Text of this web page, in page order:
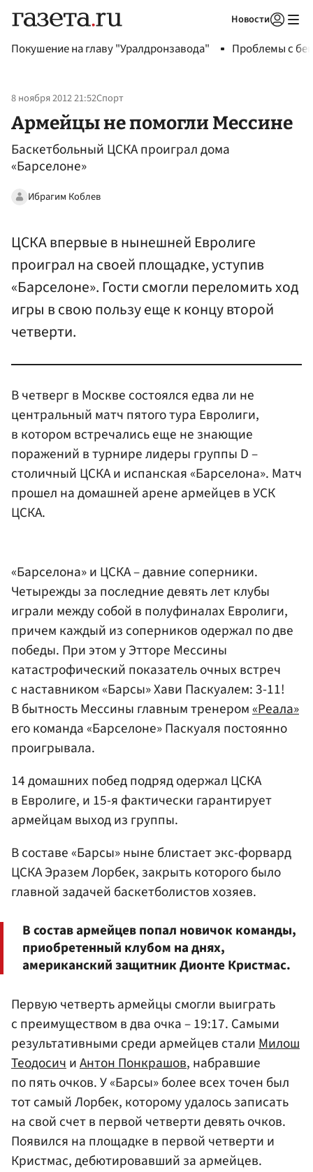
Новости
Покушение на главу "Уралдронзавода" Проблемы с
8 ноября 2012 21:52Спорт
Армейцы не помогли Мессине
Баскетбольный ЦСКА проиграл дома
«Барселоне»
Ибрагим Коблев
ЦСКА впервые в нынешней Евролиге
проиграл на своей площадке, уступив
«Барселоне». Гости смогли переломить ход
игры в свою пользу еще к концу второй
четверти.
В четверг в Москве состоялся едва ли не
центральный матч пятого тура Евролиги,
в котором встречались еще не знающие
поражений в турнире лидеры группы D –
столичный ЦСКА и испанская «Барселона». Матч
прошел на домашней арене армейцев в УСК
ЦСКА.
«Барселона» и ЦСКА – давние соперники.
Четырежды за последние девять лет клубы
играли между собой в полуфиналах Евролиги,
причем каждый из соперников одержал по две
победы. При этом у Этторе Мессины
катастрофический показатель очных встреч
с наставником «Барсы» Хави Паскуалем: 3-11!
В бытность Мессины главным тренером«Реала»
его команда «Барселоне» Паскуаля постоянно
проигрывала.
14 домашних побед подряд одержал ЦСКА
в Евролиге, и 15-я фактически гарантирует
армейцам выход из группы.
В составе «Барсы» ныне блистает экс-форвард
ЦСКА Эразем Лорбек, закрыть которого было
главной задачей баскетболистов хозяев.
В состав армейцев попал новичок команды,
приобретенный клубом на днях,
американский защитник Дионте Кристмас.
Первую четверть армейцы смогли выиграть
с преимуществом в два очка – 19:17. Самыми
результативными среди армейцев сталиМилош
ТеодосичиАнтон Понкрашов, набравшие
по пять очков. У «Барсы» более всех точен был
тот самый Лорбек, которому удалось записать
на свой счет в первой четверти девять очков.
Появился на площадке в первой четверти и
Кристмас, дебютировавший за армейцев.